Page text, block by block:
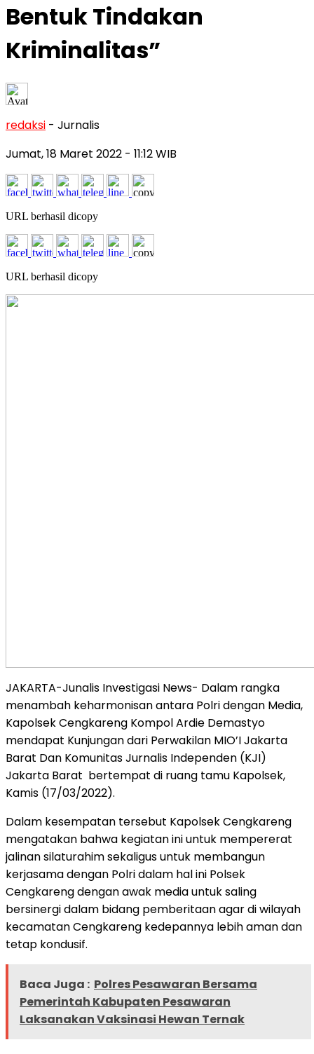
Bentuk Tindakan
Kriminalitas”
redaksi - Jurnalis
Jumat, 18 Maret 2022 - 11:12 WIB
URL berhasil dicopy
URL berhasil dicopy
JAKARTA-Junalis Investigasi News- Dalam rangka
menambah keharmonisan antara Polri dengan Media,
Kapolsek Cengkareng Kompol Ardie Demastyo
mendapat Kunjungan dari Perwakilan MIO’I Jakarta
Barat Dan Komunitas Jurnalis Independen (KJI)
Jakarta Barat bertempat di ruang tamu Kapolsek,
Kamis (17/03/2022).
Dalam kesempatan tersebut Kapolsek Cengkareng
mengatakan bahwa kegiatan ini untuk mempererat
jalinan silaturahim sekaligus untuk membangun
kerjasama dengan Polri dalam hal ini Polsek
Cengkareng dengan awak media untuk saling
bersinergi dalam bidang pemberitaan agar di wilayah
kecamatan Cengkareng kedepannya lebih aman dan
tetap kondusif.
Baca Juga : Polres Pesawaran Bersama
Pemerintah Kabupaten Pesawaran
Laksanakan Vaksinasi Hewan Ternak